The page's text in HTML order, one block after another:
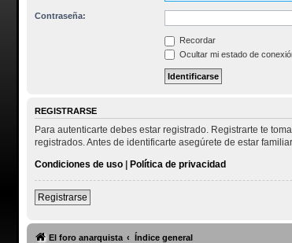
Contraseña:
Recordar
Ocultar mi estado de
REGISTRARSE
Para autenticarte debes estar registrado. Registrarte te
registrados. Antes de identificarte asegúrete de estar
Condiciones de uso| Política de privacidad
Registrarse
El foro anarquista Índice general